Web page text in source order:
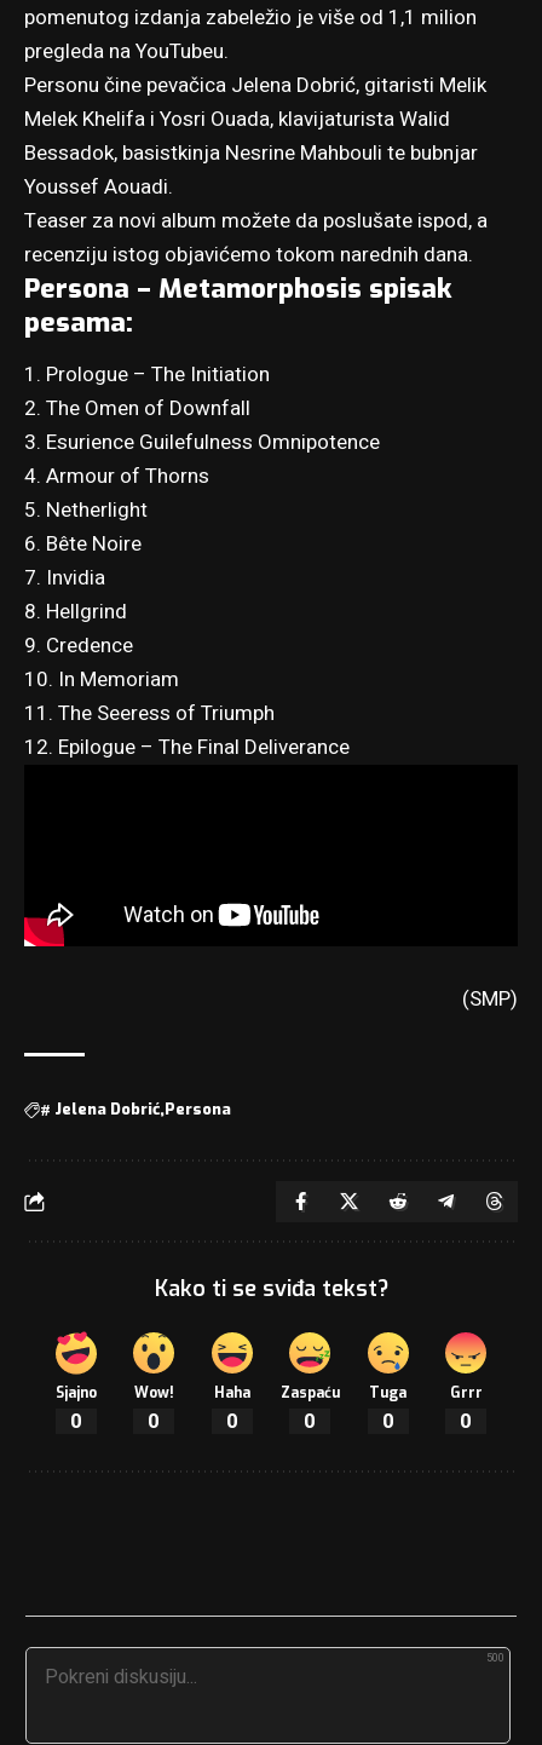
pomenutog izdanja zabeležio je više od 1,1 milion
pregleda na YouTubeu.
Personu čine pevačica Jelena Dobrić, gitaristi Melik
Melek Khelifa i Yosri Ouada, klavijaturista Walid
Bessadok, basistkinja Nesrine Mahbouli te bubnjar
Youssef Aouadi.
Teaser za novi album možete da poslušate ispod, a
recenziju istog objavićemo tokom narednih dana.
Persona – Metamorphosis spisak
pesama:
1. Prologue – The Initiation
2. The Omen of Downfall
3. Esurience Guilefulness Omnipotence
4. Armour of Thorns
5. Netherlight
6. Bête Noire
7. Invidia
8. Hellgrind
9. Credence
10. In Memoriam
11. The Seeress of Triumph
12. Epilogue – The Final Deliverance
(SMP)
# Jelena Dobrić Persona
Kako ti se sviđa tekst?
Sjajno
0
Wow!
0
Haha
0
Zaspaću
0
Tuga
0
Grrr
0
500